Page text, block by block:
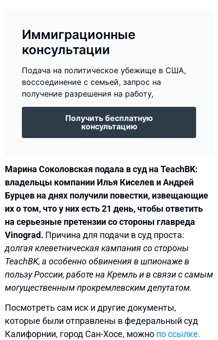
Иммиграционные
консультации
Подача на политическое убежище в США,
воссоединение с семьей, запрос на
получение разрешения на работу,
Получить бесплатную
консультацию
Марина Соколовская подала в суд на TeachBK:
владельцы компании Илья Киселев и Андрей
Бурцев на днях получили повестки, извещающие
их о том, что у них есть 21 день, чтобы ответить
на серьезные претензии со стороны главреда
Vinograd. Причина для подачи в суд проста:
долгая клеветническая кампания со стороны
TeachBK, а особенно обвинения в шпионаже в
пользу России, работе на Кремль и в связи с самым
могущественным прокремлевским депутатом.
Посмотреть сам иск и другие документы,
которые были отправлены в федеральный суд
Калифорнии, город Сан-Хосе, можно по ссылке.